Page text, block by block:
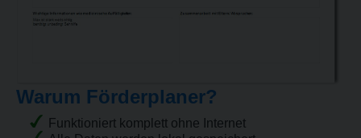
Warum Förderplaner?
Funktioniert komplett ohne Internet